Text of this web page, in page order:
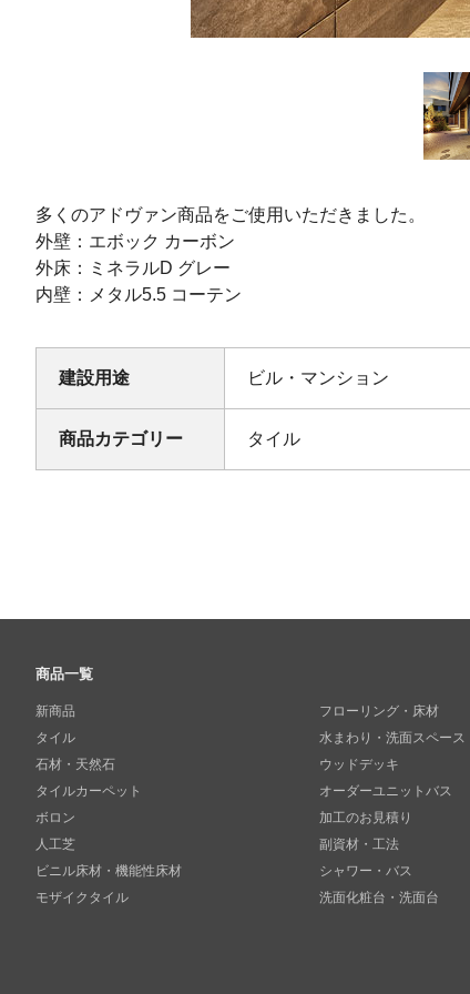
多くのアドヴァン商品をご使用いただきました。
外壁：エボック カーボン
外床：ミネラルD グレー
内壁：メタル5.5 コーテン
建設用途 ビル・マンション
商品カテゴリー タイル
商品一覧
新商品
タイル
石材・天然石
タイルカーペット
ボロン
人工芝
ビニル床材・機能性床材
モザイクタイル
フローリング・床材
水まわり・洗面スペース
ウッドデッキ
オーダーユニットバス
加工のお見積り
副資材・工法
シャワー・バス
洗面化粧台・洗面台